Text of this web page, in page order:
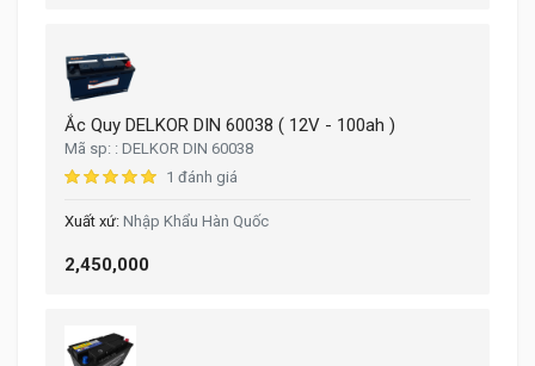
Ắc Quy DELKOR DIN 60038 ( 12V - 100ah )
DELKOR DIN 60038
1 đánh giá
Nhập Khẩu Hàn Quốc
2,450,000